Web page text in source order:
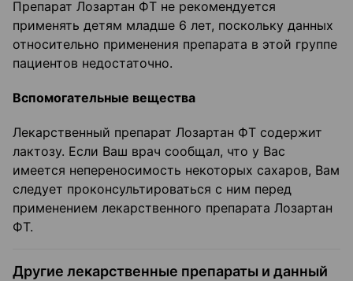
Препарат Лозартан ФТ не рекомендуется
применять детям младше 6 лет, поскольку данных
относительно применения препарата в этой группе
пациентов недостаточно.
Вспомогательные вещества
Лекарственный препарат Лозартан ФТ содержит
лактозу. Если Ваш врач сообщал, что у Вас
имеется непереносимость некоторых сахаров, Вам
следует проконсультироваться с ним перед
применением лекарственного препарата Лозартан
ФТ.
Другие лекарственные препараты и данный